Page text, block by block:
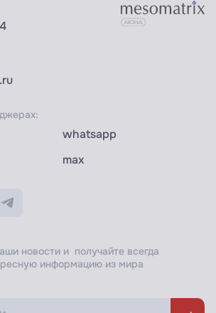
whatsapp
max
новости и получайте всегда
информацию из мира